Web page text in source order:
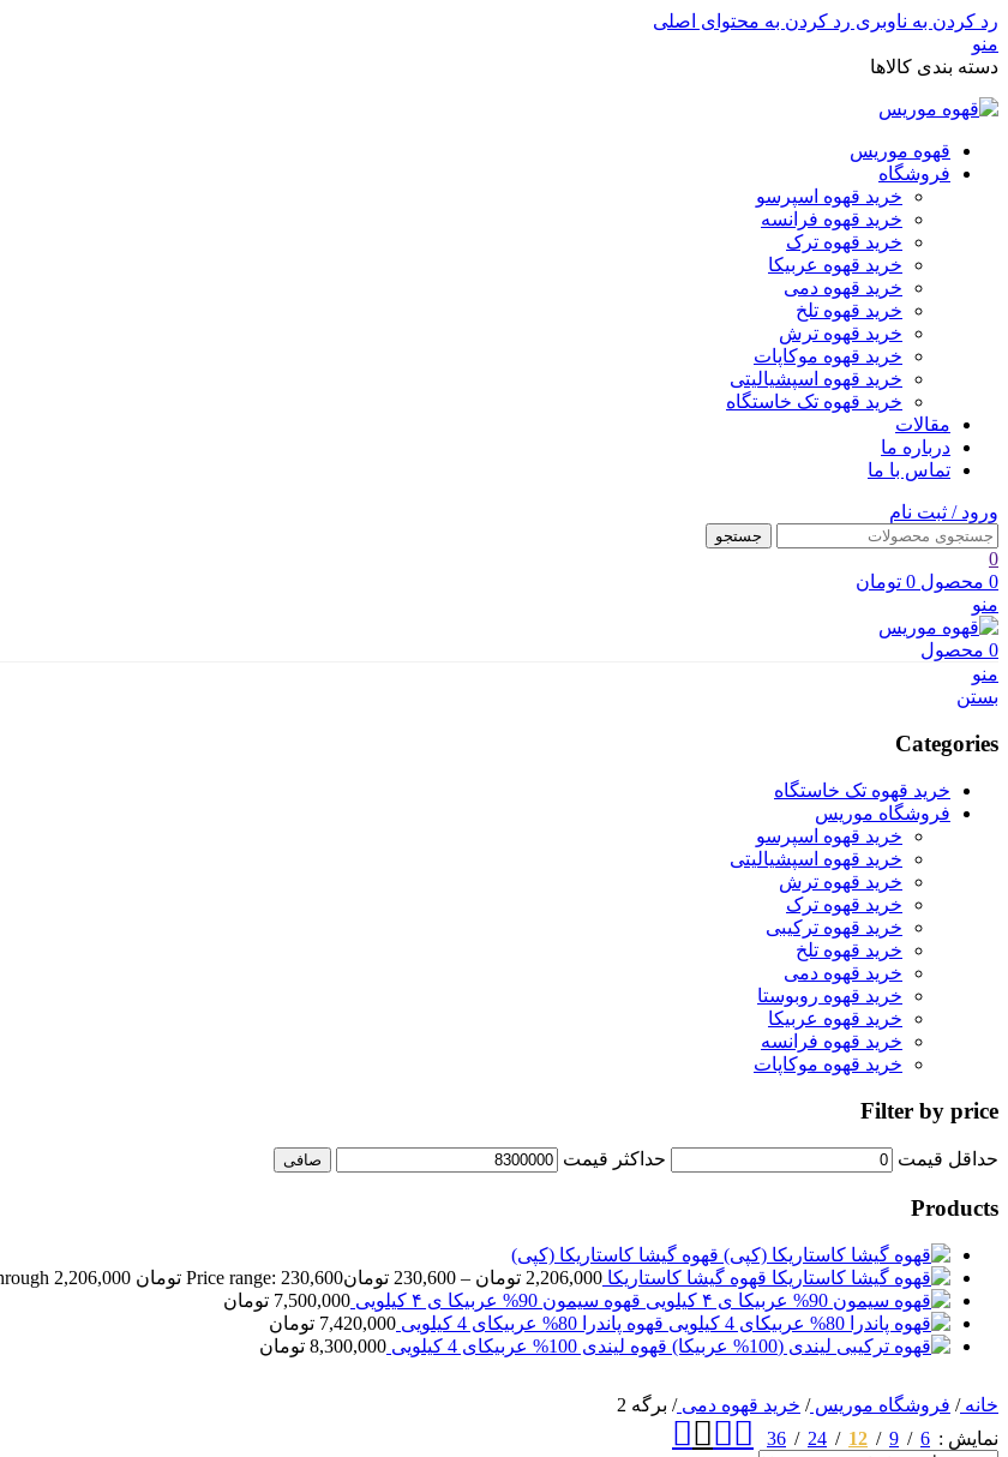
رد کردن به ناوبری رد کردن به محتوای اصلی
منو
دسته بندی کالاها
قهوه موریس
فروشگاه
خرید قهوه اسپرسو
خرید قهوه فرانسه
خرید قهوه ترک
خرید قهوه عربیکا
خرید قهوه دمی
خرید قهوه تلخ
خرید قهوه ترش
خرید قهوه موکاپات
خرید قهوه اسپشیالیتی
خرید قهوه تک خاستگاه
مقالات
درباره ما
تماس با ما
ورود / ثبت نام
جستجو
0
0 محصول 0 تومان
منو
0 محصول
منو
بستن
Categories
خرید قهوه تک خاستگاه
فروشگاه موریس
خرید قهوه اسپرسو
خرید قهوه اسپشیالیتی
خرید قهوه ترش
خرید قهوه ترک
خرید قهوه ترکیبی
خرید قهوه تلخ
خرید قهوه دمی
خرید قهوه روبوستا
خرید قهوه عربیکا
خرید قهوه فرانسه
خرید قهوه موکاپات
Filter by price
حداقل قیمت حداكثر قيمت صافی
Products
قهوه گیشا کاستاریکا (کپی)
قهوه گیشا کاستاریکا 2,206,000 تومان –
230,600 تومانPrice range: 230,600 تومان through 2,206,000 تومان
قهوه سیمون 90% عربیکا ی ۴ کیلویی
7,500,000 تومان
قهوه پاندرا 80% عربیکای 4 کیلویی
7,420,000 تومان
قهوه لیندی 100% عربیکای 4 کیلویی
8,300,000 تومان
خانه/ فروشگاه موریس/ خرید قهوه دمی/ برگه 2
نمایش
6
9
12
24
36